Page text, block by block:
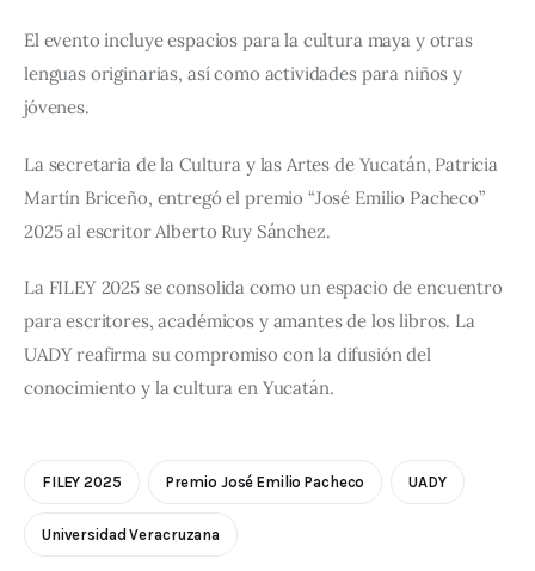
El evento incluye espacios para la cultura maya y otras
lenguas originarias, así como actividades para niños y
jóvenes.
La secretaria de la Cultura y las Artes de Yucatán, Patricia
Martín Briceño, entregó el premio “José Emilio Pacheco”
2025 al escritor Alberto Ruy Sánchez.
La FILEY 2025 se consolida como un espacio de encuentro
para escritores, académicos y amantes de los libros. La
UADY reafirma su compromiso con la difusión del
conocimiento y la cultura en Yucatán.
FILEY 2025 Premio José Emilio Pacheco UADY
Universidad Veracruzana